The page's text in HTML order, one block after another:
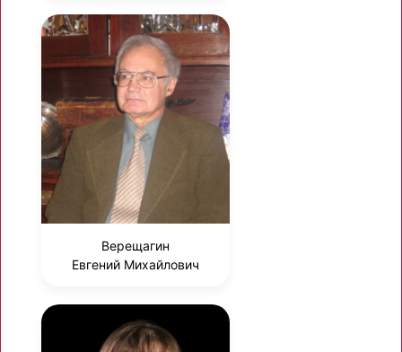
Верещагин
Евгений Михайлович